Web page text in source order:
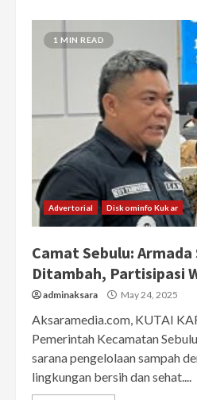
1 MIN READ
Advertorial Diskominfo Kukar
Camat Sebulu: Armada
Ditambah, Partisipasi
adminaksara May 24, 2025
Aksaramedia.com, KUTAI
Pemerintah Kecamatan
sarana pengelolaan sampah
lingkungan bersih dan sehat....